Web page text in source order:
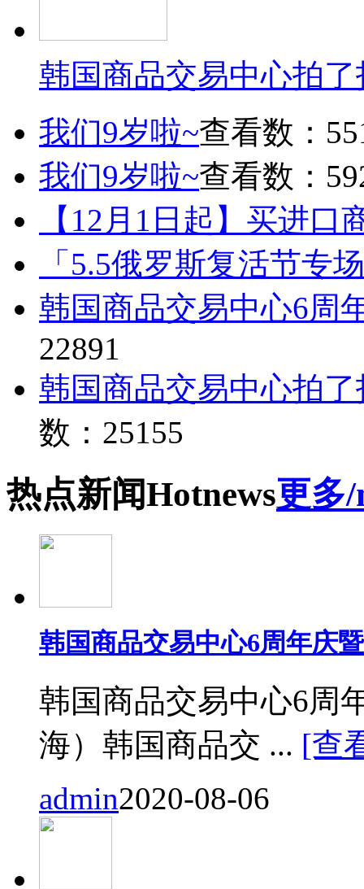
韩国商品交易中心拍
我们9岁啦~查看数：
我们9岁啦~查看数：
【12月1日起】买进口
「5.5俄罗斯复活节专
韩国商品交易中心6周
22891
韩国商品交易中心拍
数：25155
热点新闻Hotnews更多
韩国商品交易中心6周年庆
韩国商品交易中心6周
海）韩国商品交 ... [查
admin2020-08-06